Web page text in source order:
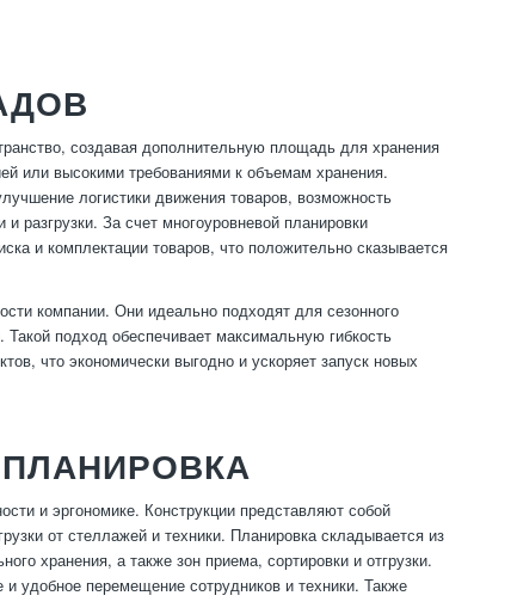
создавая дополнительную площадь для хранения
или высокими требованиями к объемам хранения.
логистики движения товаров, возможность
разгрузки. За счет многоуровневой планировки
и комплектации товаров, что положительно сказывается
компании. Они идеально подходят для сезонного
подход обеспечивает максимальную гибкость
что экономически выгодно и ускоряет запуск новых
и эргономике. Конструкции представляют собой
от стеллажей и техники. Планировка складывается из
хранения, а также зон приема, сортировки и отгрузки.
удобное перемещение сотрудников и техники. Также